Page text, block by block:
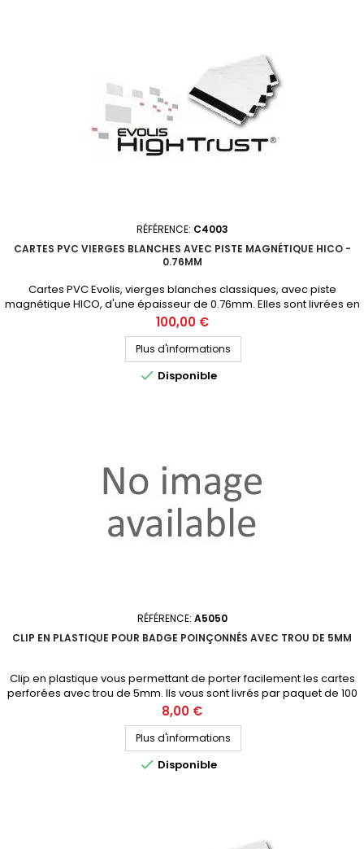
RÉFÉRENCE: C4003
CARTES PVC VIERGES BLANCHES AVEC PISTE MAGNÉTIQUE HICO -
0.76MM
Cartes PVC Evolis, vierges blanches classiques, avec piste
magnétique HICO, d'une épaisseur de 0.76mm. Elles sont livrées en
boite de 5 packs scellés de 100 cartes. Demandez votre devis
personnalisé
Prix
100,00 €
Plus d'informations
 Disponible
RÉFÉRENCE: A5050
CLIP EN PLASTIQUE POUR BADGE POINÇONNÉS AVEC TROU DE 5MM
Clip en plastique vous permettant de porter facilement les cartes
perforées avec trou de 5mm. Ils vous sont livrés par paquet de 100
clips. Demandez votre devis personnalisé
Prix
8,00 €
Plus d'informations
 Disponible